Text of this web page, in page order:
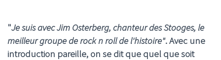
"Je suis avec Jim Osterberg, chanteur des Stooges, le
meilleur groupe de rock n roll de l'histoire". Avec une
introduction pareille, on se dit que quel que soit